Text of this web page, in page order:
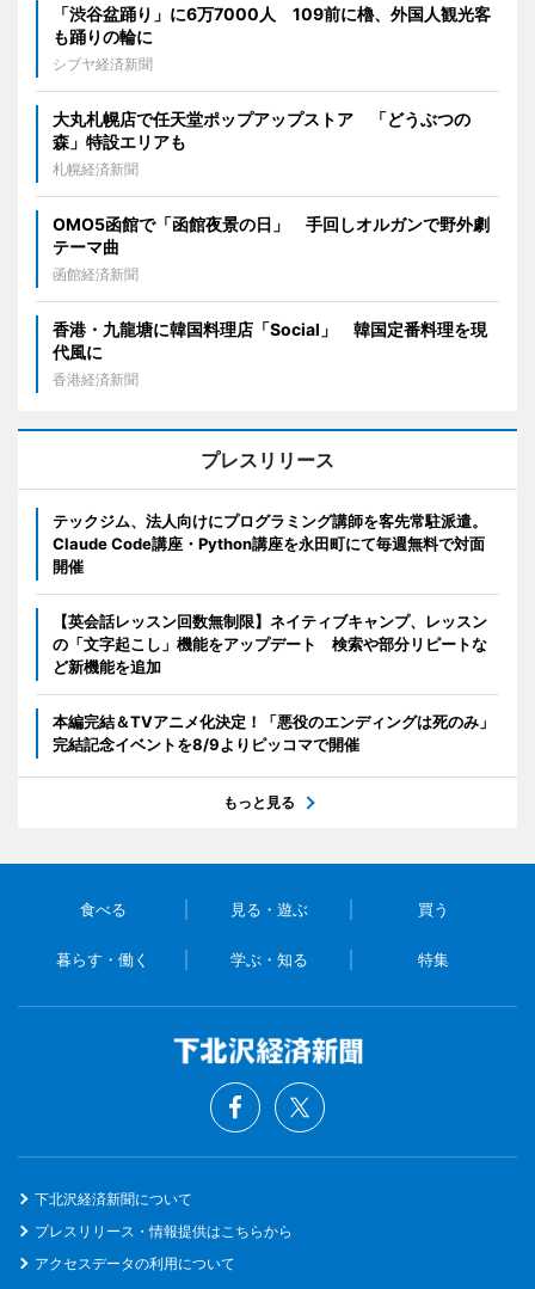
「渋谷盆踊り」に6万7000人 109前に櫓、外国人観光客
も踊りの輪に
シブヤ経済新聞
大丸札幌店で任天堂ポップアップストア 「どうぶつの
森」特設エリアも
札幌経済新聞
OMO5函館で「函館夜景の日」 手回しオルガンで野外劇
テーマ曲
函館経済新聞
香港・九龍塘に韓国料理店「Social」 韓国定番料理を現
代風に
香港経済新聞
プレスリリース
テックジム、法人向けにプログラミング講師を客先常駐派遣。
Claude Code講座・Python講座を永田町にて毎週無料で対面
開催
【英会話レッスン回数無制限】ネイティブキャンプ、レッスン
の「文字起こし」機能をアップデート 検索や部分リピートな
ど新機能を追加
本編完結＆TVアニメ化決定！「悪役のエンディングは死のみ」
完結記念イベントを8/9よりピッコマで開催
もっと見る
食べる 見る・遊ぶ 買う
暮らす・働く 学ぶ・知る 特集
下北沢経済新聞について
プレスリリース・情報提供はこちらから
アクセスデータの利用について